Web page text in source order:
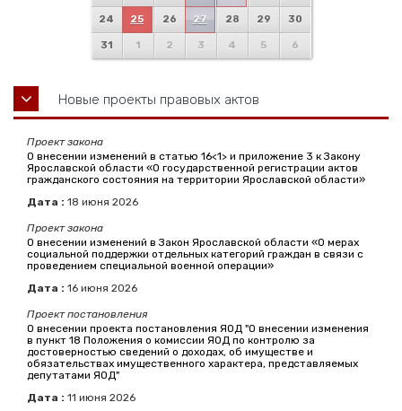
24 25 26 27 28 29 30
31 1 2 3 4 5 6
Новые проекты правовых актов
Проект закона
О внесении изменений в статью 16<1> и приложение 3 к Закону
Ярославской области «О государственной регистрации актов
гражданского состояния на территории Ярославской области»
Дата : 18 июня 2026
Проект закона
О внесении изменений в Закон Ярославской области «О мерах
социальной поддержки отдельных категорий граждан в связи с
проведением специальной военной операции»
Дата : 16 июня 2026
Проект постановления
О внесении проекта постановления ЯОД "О внесении изменения
в пункт 18 Положения о комиссии ЯОД по контролю за
достоверностью сведений о доходах, об имуществе и
обязательствах имущественного характера, представляемых
депутатами ЯОД"
Дата : 11 июня 2026